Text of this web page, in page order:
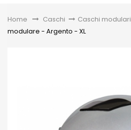
Home &gt;Caschi > Caschi modulari
modulare - Argento - XL